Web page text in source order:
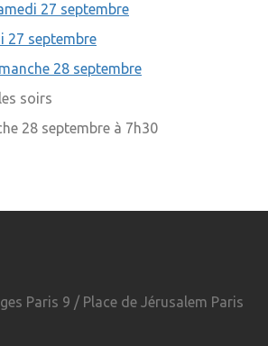
27 septembre
27 septembre
28 septembre
soirs
28 septembre à 7h30
Paris 9 / Place de Jérusalem Paris